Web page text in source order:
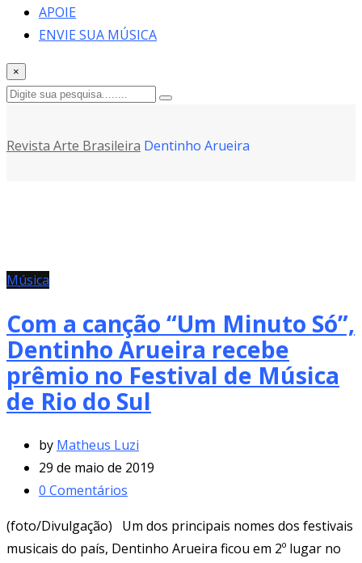
APOIE
ENVIE SUA MÚSICA
×
Revista Arte Brasileira Dentinho Arueira
Música
Com a canção “Um Minuto Só”,
Dentinho Arueira recebe
prêmio no Festival de Música
de Rio do Sul
by Matheus Luzi
29 de maio de 2019
0 Comentários
(foto/Divulgação) Um dos principais nomes dos festivais
musicais do país, Dentinho Arueira ficou em 2º lugar no